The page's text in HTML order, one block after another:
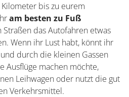
bis zu eurem
am besten zu Fuß
Straßen das Autofahren etwas
Wenn ihr Lust habt, könnt ihr
durch die kleinen Gassen
Ausflüge machen möchte,
Leihwagen oder nutzt die gut
Verkehrsmittel.